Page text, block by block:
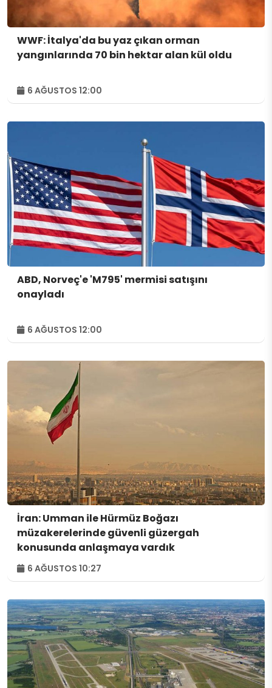
WWF: İtalya'da bu yaz çıkan orman
yangınlarında 70 bin hektar alan kül oldu
6 AĞUSTOS 12:00
ABD, Norveç'e 'M795' mermisi satışını
onayladı
6 AĞUSTOS 12:00
İran: Umman ile Hürmüz Boğazı
müzakerelerinde güvenli güzergah
konusunda anlaşmaya vardık
6 AĞUSTOS 10:27